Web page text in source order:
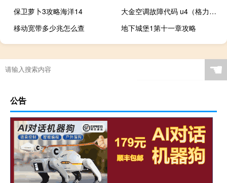
保卫萝卜3攻略海洋14
大金空调故障代码 u4（格力空调故障代码e6）
移动宽带多少兆怎么查
地下城堡1第十一章攻略
☚
公告